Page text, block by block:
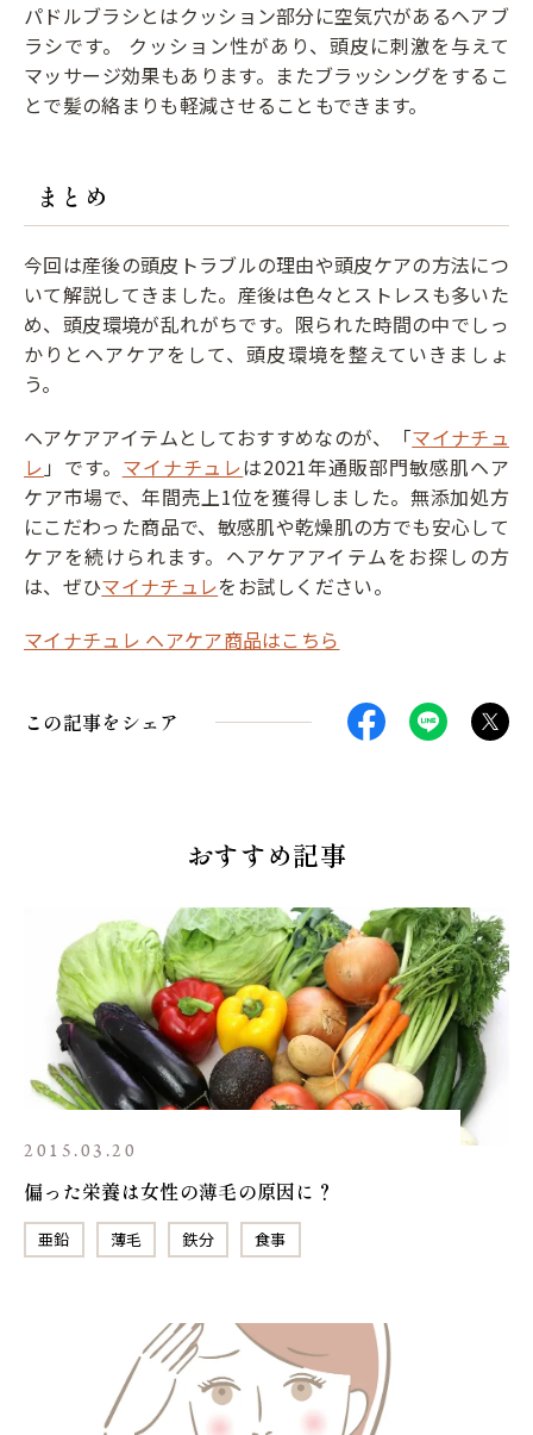
パドルブラシとはクッション部分に空気穴があるヘアブ
ラシです。 クッション性があり、頭皮に刺激を与えて
マッサージ効果もあります。またブラッシングをするこ
とで髪の絡まりも軽減させることもできます。
まとめ
今回は産後の頭皮トラブルの理由や頭皮ケアの方法につ
いて解説してきました。産後は色々とストレスも多いた
め、頭皮環境が乱れがちです。限られた時間の中でしっ
かりとヘアケアをして、頭皮環境を整えていきましょ
う。
ヘアケアアイテムとしておすすめなのが、「マイナチュ
レ 」です。 マイナチュレは2021年通販部門敏感肌ヘア
ケア市場で、年間売上1位を獲得しました。無添加処方
にこだわった商品で、敏感肌や乾燥肌の方でも安心して
ケアを続けられます。ヘアケアアイテムをお探しの方
は、ぜひマイナチュレをお試しください。
マイナチュレ ヘアケア商品はこちら
この記事をシェア
おすすめ記事
2015.03.20
偏った栄養は女性の薄毛の原因に？
亜鉛 薄毛 鉄分 食事